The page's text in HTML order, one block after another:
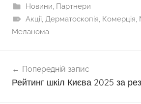
Новини, Партнери
Акції, Дерматоскопія, Комерція,
Меланома
записів
Попередній запис
Рейтинг шкіл Києва 2025 за